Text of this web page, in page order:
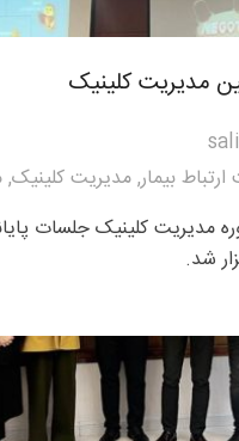
مدیریت کلینیک
بیمار,مدیریت کلینیک,
مدیریت کلینیک جلسات